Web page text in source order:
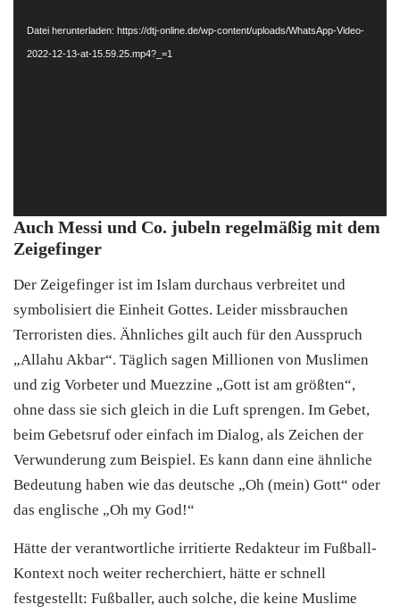
Datei herunterladen: https://dtj-online.de/wp-content/uploads/WhatsApp-Video-
2022-12-13-at-15.59.25.mp4?_=1
Auch Messi und Co. jubeln regelmäßig mit dem
Zeigefinger
Der Zeigefinger ist im Islam durchaus verbreitet und
symbolisiert die Einheit Gottes. Leider missbrauchen
Terroristen dies. Ähnliches gilt auch für den Ausspruch
„Allahu Akbar“. Täglich sagen Millionen von Muslimen
und zig Vorbeter und Muezzine „Gott ist am größten“,
ohne dass sie sich gleich in die Luft sprengen. Im Gebet,
beim Gebetsruf oder einfach im Dialog, als Zeichen der
Verwunderung zum Beispiel. Es kann dann eine ähnliche
Bedeutung haben wie das deutsche „Oh (mein) Gott“ oder
das englische „Oh my God!“
Hätte der verantwortliche irritierte Redakteur im Fußball-
Kontext noch weiter recherchiert, hätte er schnell
festgestellt: Fußballer, auch solche, die keine Muslime